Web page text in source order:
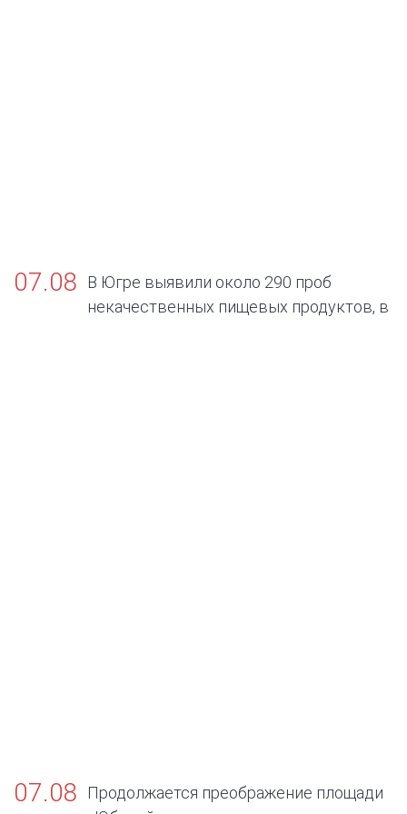
07.08
В Югре выявили около 290 проб
некачественных пищевых продуктов, в
07.08
Продолжается преображение площади